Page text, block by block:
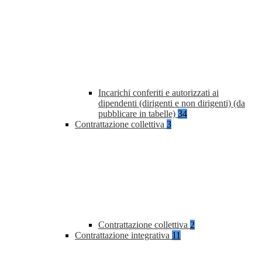
Incarichi conferiti e autorizzati ai
dipendenti (dirigenti e non dirigenti) (da
pubblicare in tabelle) 34
Contrattazione collettiva 3
Contrattazione collettiva 2
Contrattazione integrativa 11